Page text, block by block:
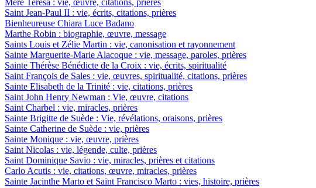
Mère Teresa : vie, œuvre, citations, prières
Saint Jean-Paul II : vie, écrits, citations, prières
Bienheureuse Chiara Luce Badano
Marthe Robin : biographie, œuvre, message
Saints Louis et Zélie Martin : vie, canonisation et rayonnement
Sainte Marguerite-Marie Alacoque : vie, message, paroles, prières
Sainte Thérèse Bénédicte de la Croix : vie, écrits, spiritualité
Saint François de Sales : vie, œuvres, spiritualité, citations, prières
Sainte Elisabeth de la Trinité : vie, citations, prières
Saint John Henry Newman : Vie, œuvre, citations
Saint Charbel : vie, miracles, prières
Sainte Brigitte de Suède : Vie, révélations, oraisons, prières
Sainte Catherine de Suède : vie, prières
Sainte Monique : vie, œuvre, prières
Saint Nicolas : vie, légende, culte, prières
Saint Dominique Savio : vie, miracles, prières et citations
Carlo Acutis : vie, citations, œuvre, miracles, prières
Sainte Jacinthe Marto et Saint Francisco Marto : vies, histoire, prières